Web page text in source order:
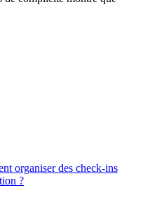
organiser des check-ins
?